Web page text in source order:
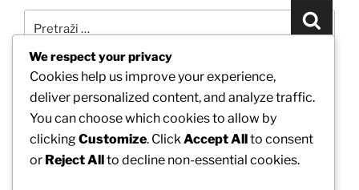
Pretraži:
POVEŽITE SE S NAMA PUTEM FACEBOOKA
We respect your privacy
Cookies help us improve your experience,
deliver personalized content, and analyze traffic.
You can choose which cookies to allow by
clickingCustomize. Click Accept Allto consent
or Reject Allto decline non-essential cookies.